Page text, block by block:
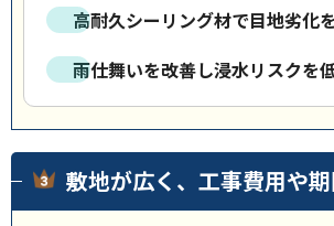
高耐久シーリング材で目地劣化
雨仕舞いを改善し浸水リスクを
敷地が広く、工事費用や